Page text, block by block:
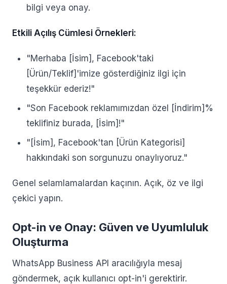
bilgi veya onay.
Etkili Açılış Cümlesi Örnekleri:
"Merhaba [İsim], Facebook'taki
[Ürün/Teklif]'imize gösterdiğiniz ilgi için
teşekkür ederiz!"
"Son Facebook reklamımızdan özel [İndirim]%
teklifiniz burada, [İsim]!"
"[İsim], Facebook'tan [Ürün Kategorisi]
hakkındaki son sorgunuzu onaylıyoruz."
Genel selamlamalardan kaçının. Açık, öz ve ilgi
çekici yapın.
Opt-in ve Onay: Güven ve Uyumluluk
Oluşturma
WhatsApp Business API aracılığıyla mesaj
göndermek, açık kullanıcı opt-in'i gerektirir.